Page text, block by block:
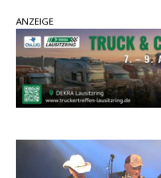
Randy
einen
Danke für
täglich rund
Video zu
Carly
ANZEIGE